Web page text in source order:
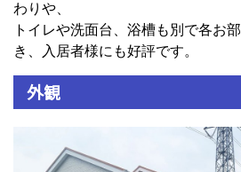
わりや、
トイレや洗面台、浴槽も別で各お
き、入居者様にも好評です。
外観